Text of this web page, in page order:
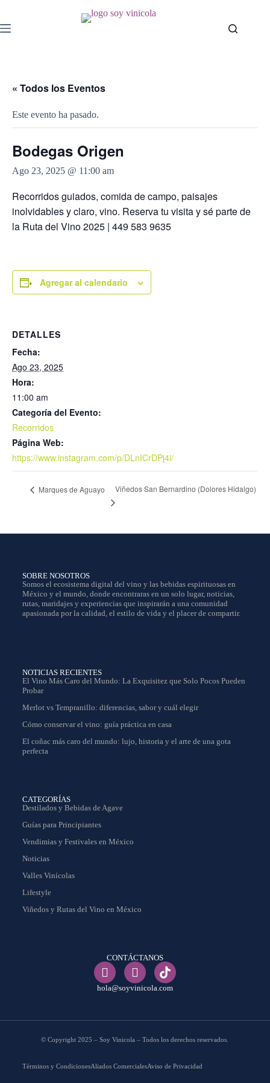
« Todos los Eventos
Este evento ha pasado.
Bodegas Origen
Ago 23, 2025 @ 11:00 am
Recorridos guiados, comida de campo, paisajes
inolvidables y claro, vino. Reserva tu visita y sé parte de
la Ruta del Vino 2025 | 449 583 9635
Agregar al calendario
DETALLES
Fecha:
Ago 23, 2025
Hora:
11:00 am
Categoría del Evento:
Recorridos
Página Web:
https://www.instagram.com/p/DLnICrDPj4i/
Marques de Aguayo Viñedos San Bernardino (Dolores Hidalgo)
SOBRE NOSOTROS
Somos el ecosistema digital del vino y las bebidas espirituosas en
México y el mundo, donde encontraras en un solo lugar, noticias,
rutas, maridajes y experiencias que inspirarán a una comunidad
apasionada por la calidad, el estilo de vida y el placer de compartir.
NOTICIAS RECIENTES
El Vino Más Caro del Mundo: La Exquisitez que Solo Pocos Pueden
Probar
Merlot vs Tempranillo: diferencias, sabor y cuál elegir
Cómo conservar el vino: guía práctica en casa
El coñac más caro del mundo: lujo, historia y el arte de una gota
perfecta
CATEGORÍAS
Destilados y Bebidas de Agave
Guías para Principiantes
Vendimias y Festivales en México
Noticias
Valles Vinícolas
Lifestyle
Viñedos y Rutas del Vino en México
CONTÁCTANOS
hola@soyvinicola.com
© Copyright 2025 – Soy Vinicola – Todos los derechos reservados.
Términos y CondicionesAliados ComercialesAviso de Privacidad